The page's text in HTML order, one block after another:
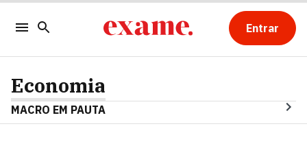
Entrar
Economia
MACRO EM PAUTA